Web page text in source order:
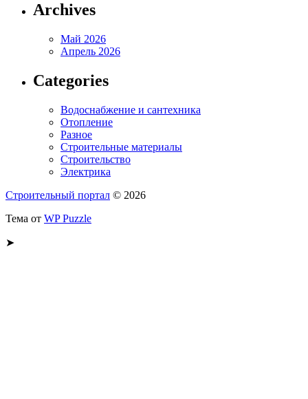
Archives
Май 2026
Апрель 2026
Categories
Водоснабжение и сантехника
Отопление
Разное
Строительные материалы
Строительство
Электрика
Строительный портал © 2026
Тема от WP Puzzle
➤